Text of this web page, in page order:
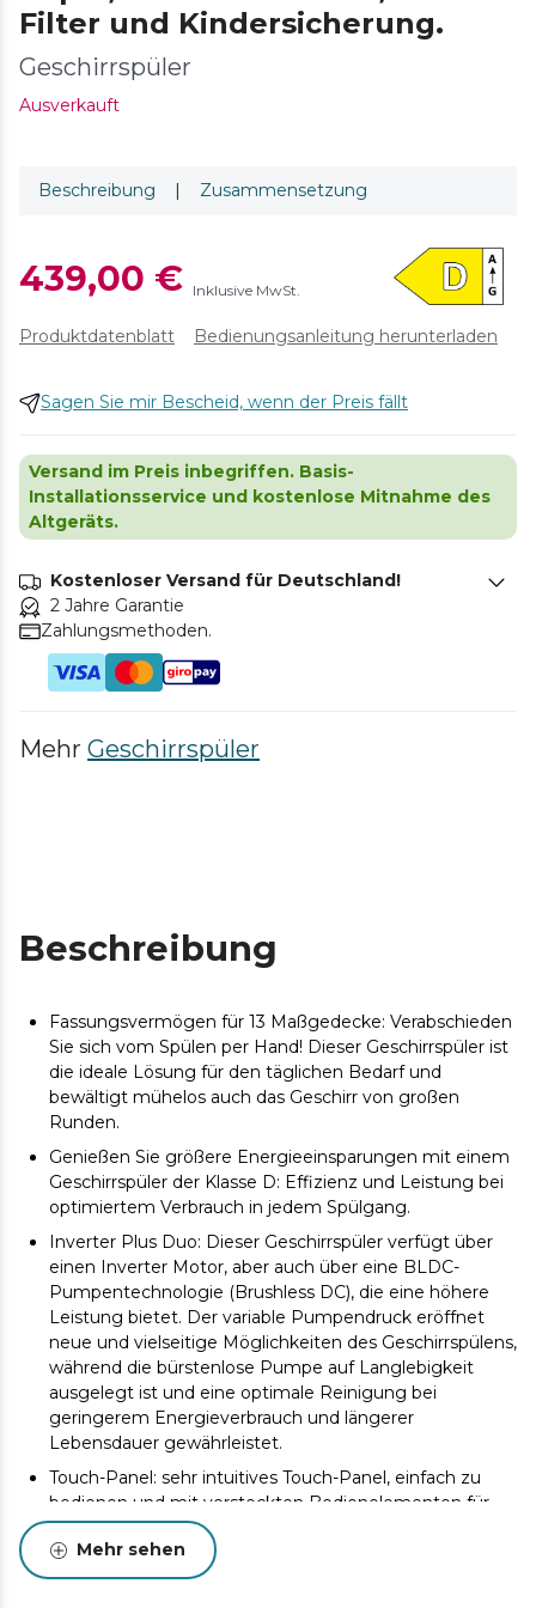
Filter und Kindersicherung.
Geschirrspüler
Ausverkauft
Beschreibung | Zusammensetzung
439,00 € Inklusive MwSt.
Produktdatenblatt Bedienungsanleitung herunterladen
Sagen Sie mir Bescheid, wenn der Preis fällt
Versand im Preis inbegriffen. Basis-
Installationsservice und kostenlose Mitnahme des
Altgeräts.
Kostenloser Versand für Deutschland!
2 Jahre Garantie
Zahlungsmethoden.
Mehr Geschirrspüler
Beschreibung
Fassungsvermögen für 13 Maßgedecke: Verabschieden
Sie sich vom Spülen per Hand! Dieser Geschirrspüler ist
die ideale Lösung für den täglichen Bedarf und
bewältigt mühelos auch das Geschirr von großen
Runden.
Genießen Sie größere Energieeinsparungen mit einem
Geschirrspüler der Klasse D: Effizienz und Leistung bei
optimiertem Verbrauch in jedem Spülgang.
Inverter Plus Duo: Dieser Geschirrspüler verfügt über
einen Inverter Motor, aber auch über eine BLDC-
Pumpentechnologie (Brushless DC), die eine höhere
Leistung bietet. Der variable Pumpendruck eröffnet
neue und vielseitige Möglichkeiten des Geschirrspülens,
während die bürstenlose Pumpe auf Langlebigkeit
ausgelegt ist und eine optimale Reinigung bei
geringerem Energieverbrauch und längerer
Lebensdauer gewährleistet.
Touch-Panel: sehr intuitives Touch-Panel, einfach zu
bedienen und mit versteckten Bedienelementen für
ein eleganteres und saubereres Design.
6 Programme. Wählen Sie das Programm, das Ihren
Mehr sehen